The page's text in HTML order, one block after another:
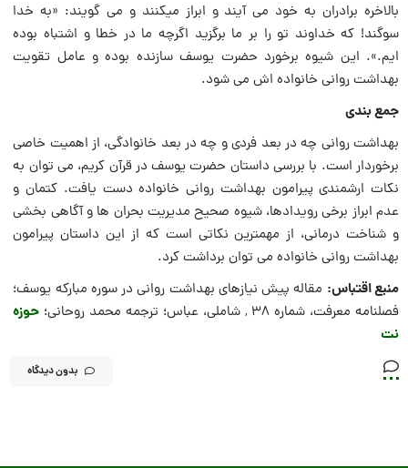
بالاخره برادران به خود می آیند و ابراز میکنند و می گویند: «به خدا
سوگند! که خداوند تو را بر ما برگزید اگرچه ما در خطا و اشتباه بوده
ایم.». این شیوه برخورد حضرت یوسف سازنده بوده و عامل تقویت
بهداشت روانی خانواده اش می شود.
جمع بندی
بهداشت روانی چه در بعد فردی و چه در بعد خانوادگی، از اهمیت خاصی
برخوردار است. با بررسی داستان حضرت یوسف در قرآن کریم، می توان به
نکات ارشمندی پیرامون بهداشت روانی خانواده دست یافت. کتمان و
عدم ابراز برخی رویدادها، شیوه صحیح مدیریت بحران ها و آگاهی بخشی
و شناخت درمانی، از مهمترین نکاتی است که از این داستان پیرامون
بهداشت روانی خانواده می توان برداشت کرد.
منبع اقتباس: مقاله پیش نیازهای بهداشت روانی در سوره مبارکه یوسف؛
فصلنامه معرفت، شماره 38 , شاملی، عباس؛ ترجمه محمد روحانی؛
حوزه
نت
بدون دیدگاه